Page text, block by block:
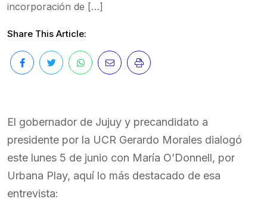
incorporación de […]
Share This Article:
El gobernador de Jujuy y precandidato a
presidente por la UCR Gerardo Morales dialogó
este lunes 5 de junio con María O’Donnell, por
Urbana Play, aquí lo más destacado de esa
entrevista: